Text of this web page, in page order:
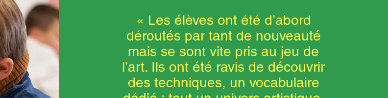
« Les élèves ont été d’abord
déroutés par tant de nouveauté
mais se sont vite pris au jeu de
l’art. Ils ont été ravis de découvrir
des techniques, un vocabulaire